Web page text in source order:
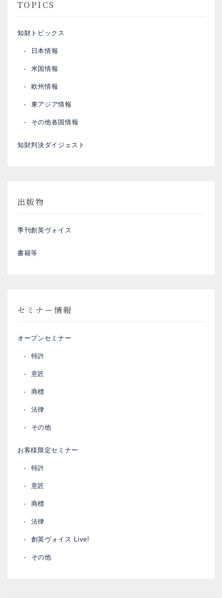
TOPICS
知財トピックス
日本情報
米国情報
欧州情報
東アジア情報
その他各国情報
知財判決ダイジェスト
出版物
季刊創英ヴォイス
書籍等
セミナー情報
オープンセミナー
特許
意匠
商標
法律
その他
お客様限定セミナー
特許
意匠
商標
法律
創英ヴォイス Live!
その他